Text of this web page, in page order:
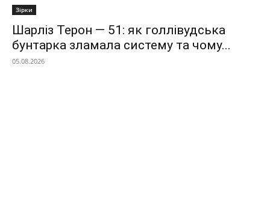
Зірки
Шарліз Терон — 51: як голлівудська
бунтарка зламала систему та чому...
05.08.2026